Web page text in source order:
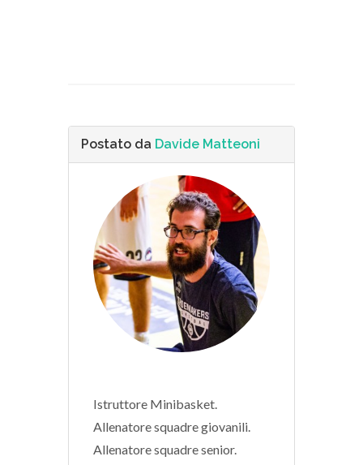
Postato da Davide Matteoni
Istruttore Minibasket.
Allenatore squadre giovanili.
Allenatore squadre senior.